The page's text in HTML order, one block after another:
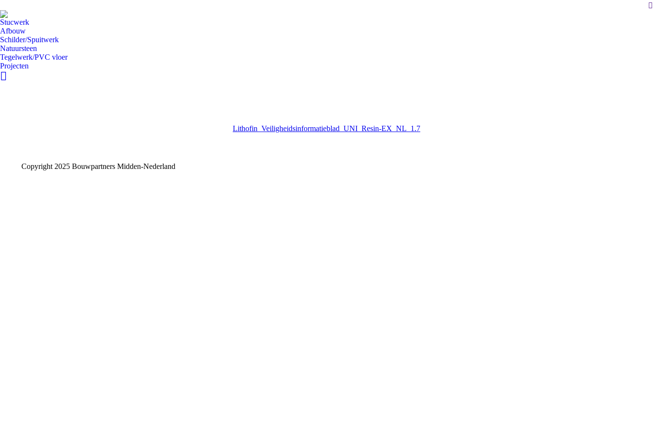
Stucwerk
Afbouw
Schilder/Spuitwerk
Natuursteen
Tegelwerk/PVC vloer
Projecten
Lithofin_Veiligheidsinformatieblad_UNI_Resin-EX_NL_1.7
Copyright 2025 Bouwpartners Midden-Nederland